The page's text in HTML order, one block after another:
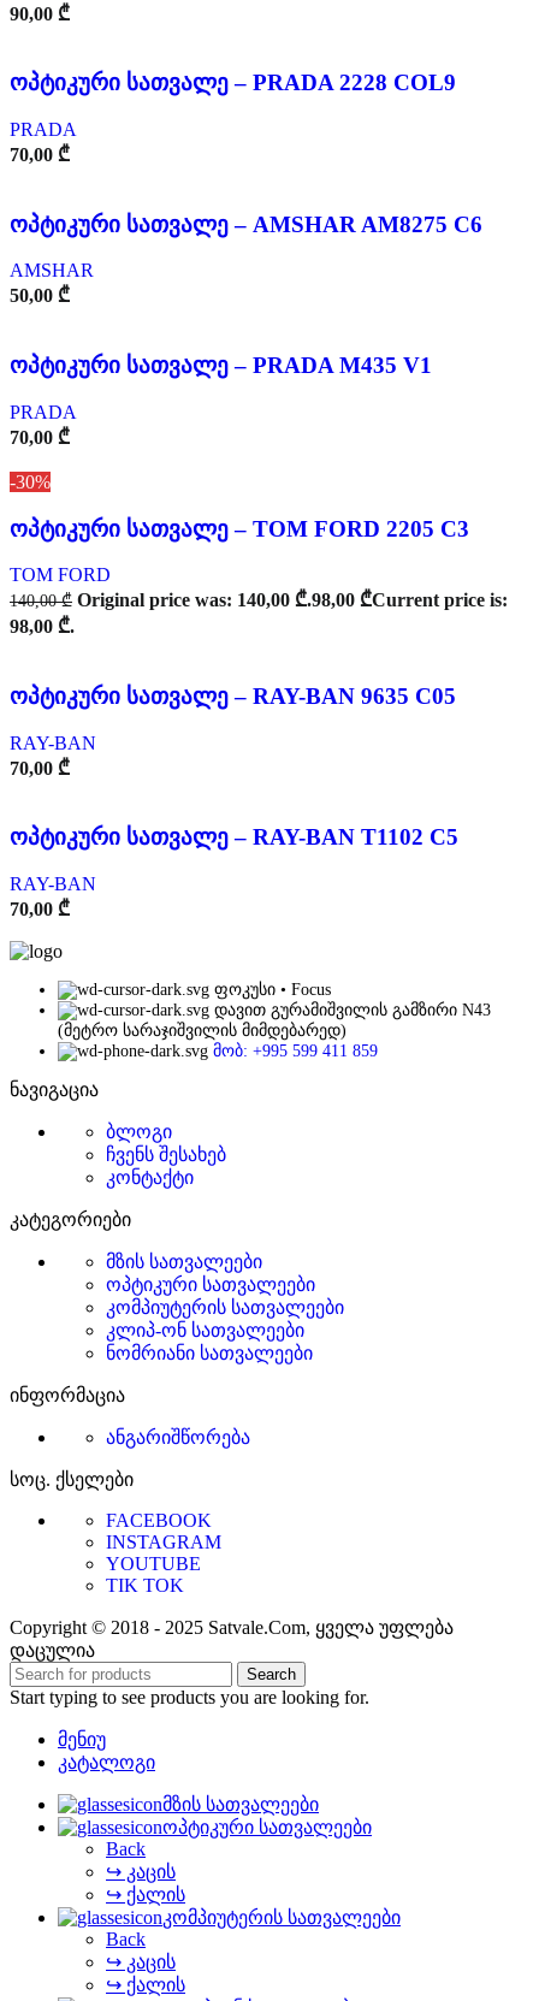
90,00 ₾
ოპტიკური სათვალე – PRADA 2228 COL9
PRADA
70,00 ₾
ოპტიკური სათვალე – AMSHAR AM8275 C6
AMSHAR
50,00 ₾
ოპტიკური სათვალე – PRADA M435 V1
PRADA
70,00 ₾
-30%
ოპტიკური სათვალე – TOM FORD 2205 C3
TOM FORD
140,00₾ Original price was: 140,00 ₾.98,00 ₾Current price is:
98,00 ₾.
ოპტიკური სათვალე – RAY-BAN 9635 C05
RAY-BAN
70,00 ₾
ოპტიკური სათვალე – RAY-BAN T1102 C5
RAY-BAN
70,00 ₾
ფოკუსი • Focus
დავით გურამიშვილის გამზირი N43
(მეტრო სარაჯიშვილის მიმდებარედ)
მობ: +995 599 411 859
ნავიგაცია
ბლოგი
ჩვენს შესახებ
კონტაქტი
კატეგორიები
მზის სათვალეები
ოპტიკური სათვალეები
კომპიუტერის სათვალეები
კლიპ-ონ სათვალეები
ნომრიანი სათვალეები
ინფორმაცია
ანგარიშწორება
სოც. ქსელები
FACEBOOK
INSTAGRAM
YOUTUBE
TIK TOK
Copyright © 2018 - 2025 Satvale.Com, ყველა უფლება
დაცულია
Search
Start typing to see products you are looking for.
მენიუ
კატალოგი
მზის სათვალეები
ოპტიკური სათვალეები
Back
↪ კაცის
↪ ქალის
კომპიუტერის სათვალეები
Back
↪ კაცის
↪ ქალის